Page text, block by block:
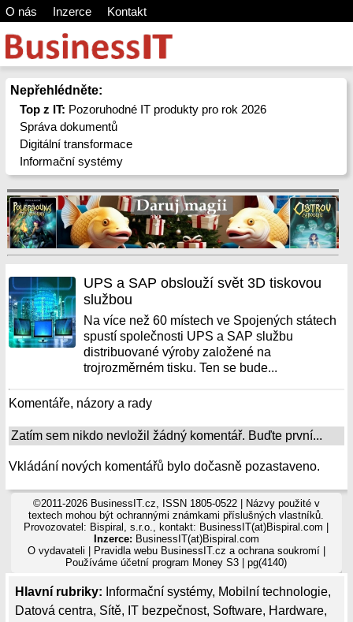
O nás Inzerce Kontakt
Nepřehlédněte:
Top z IT: Pozoruhodné IT produkty pro rok 2026
Správa dokumentů
Digitální transformace
Informační systémy
Hlavní rubriky: Informační systémy, Mobilní technologie,
Datová centra, Sítě, IT bezpečnost, Software, Hardware,
UPS a SAP obslouží svět 3D tiskovou
službou
Na více než 60 místech ve Spojených státech
spustí společnosti UPS a SAP službu
distribuované výroby založené na
trojrozměrném tisku. Ten se bude...
Komentáře, názory a rady
Zatím sem nikdo nevložil žádný komentář. Buďte první...
Vkládání nových komentářů bylo dočasně pozastaveno.
©2011-2026 BusinessIT.cz, ISSN 1805-0522 | Názvy použité v
textech mohou být ochrannými známkami příslušných vlastníků.
Provozovatel: Bispiral, s.r.o., kontakt: BusinessIT(at)Bispiral.com |
Inzerce: BusinessIT(at)Bispiral.com
O vydavateli
Pravidla webu BusinessIT.cz a ochrana soukromí|
Používámeúčetní program Money S3 | pg(4140)